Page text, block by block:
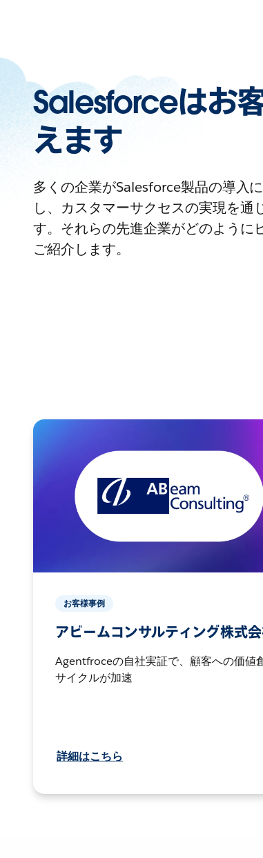
Salesforceはお
えます
多くの企業がSalesforce製品の導入
し、カスタマーサクセスの実現を通
す。それらの先進企業がどのように
ご紹介します。
お客様事例
アビームコンサルティング株式
Agentfroceの自社実証で、顧客への価値
サイクルが加速
詳細はこちら